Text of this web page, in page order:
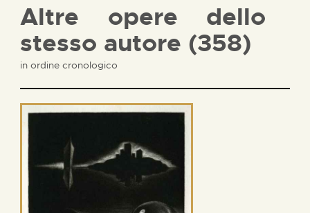
Altre opere dello
stesso autore (358)
in ordine cronologico